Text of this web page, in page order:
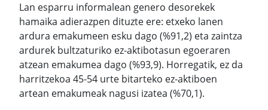
Lan esparru informalean genero desorekek
hamaika adierazpen dituzte ere: etxeko lanen
ardura emakumeen esku dago (%91,2) eta zaintza
ardurek bultzaturiko ez-aktibotasun egoeraren
atzean emakumea dago (%93,9). Horregatik, ez da
harritzekoa 45-54 urte bitarteko ez-aktiboen
artean emakumeak nagusi izatea (%70,1).